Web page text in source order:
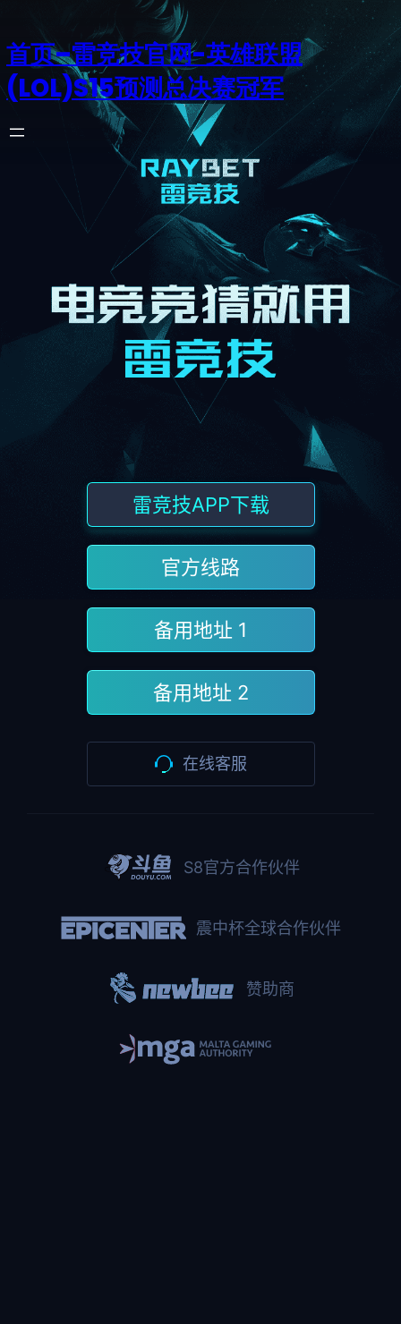
首页–雷竞技官网-英雄联盟
(LOL)S15预测总决赛冠军